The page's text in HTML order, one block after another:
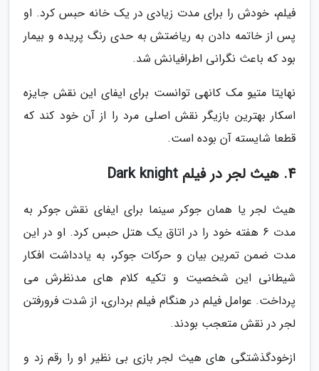
فیلم، خودش را برای مدت زیادی در یک خانه حبس کرد. او
پس از خاتمه دادن به ریاضتش به حدی رنگ پریده و بیمار
بود که باعث نگرانی اطرافیانش شد.
نهایتا متیو مک کانهی توانست برای ایفای این نقش جایزه
اسکار بهترین بازیگر نقش اصلی مرد را از آن خود کند که
قطعا شایسته آن بوده است.
4. هیث لجر در فیلم Dark knight
هیث لجر یا همان جوکر سینما برای ایفای نقش جوکر به
مدت 6 هفته خود را در اتاق یک هتل حبس کرد. او در این
مدت ضمن تمرین بیان و حرکات جوکر، به یادداشت افکار
شیطانی این شخصیت و تکیه کلام های مدنظرش می
پرداخت. عوامل فیلم در هنگام فیلم برداری، از شدت فرورفتن
لجر در نقش متعجب بودند.
ازخودگذشتگی های هیث لجر بازی بی نظیر او را رقم زد و